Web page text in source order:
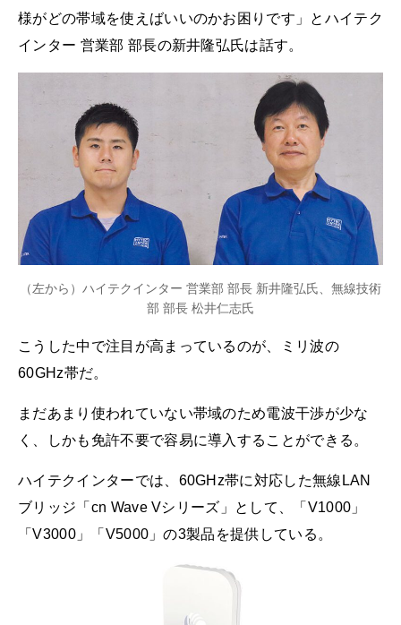
様がどの帯域を使えばいいのかお困りです」とハイテク
インター 営業部 部長の新井隆弘氏は話す。
（左から）ハイテクインター 営業部 部長 新井隆弘氏、無線技術
部 部長 松井仁志氏
こうした中で注目が高まっているのが、ミリ波の
60GHz帯だ。
まだあまり使われていない帯域のため電波干渉が少な
く、しかも免許不要で容易に導入することができる。
ハイテクインターでは、60GHz帯に対応した無線LAN
ブリッジ「cn Wave Vシリーズ」として、「V1000」
「V3000」「V5000」の3製品を提供している。